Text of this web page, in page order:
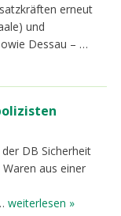
erneut
und
Dessau – …
DB Sicherheit
aus einer
weiterlesen »